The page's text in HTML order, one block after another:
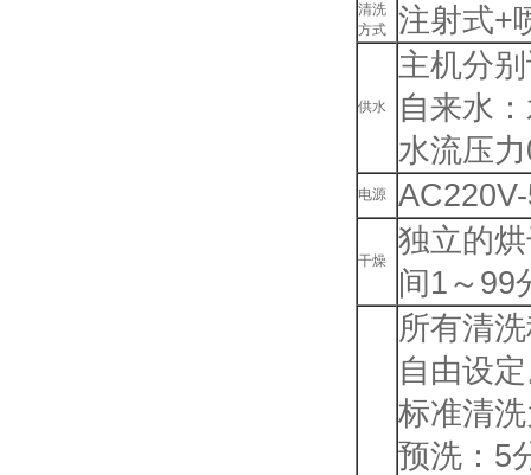
清洗
方式
注射式+
供水
主机分
自来水
水流压
电源
干燥
独立的
间1～99
所有清
自由设
标准清
预洗：5